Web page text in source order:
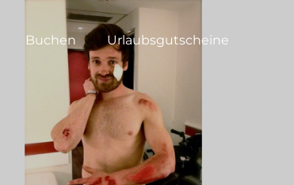
Buchen Urlaubsgutscheine